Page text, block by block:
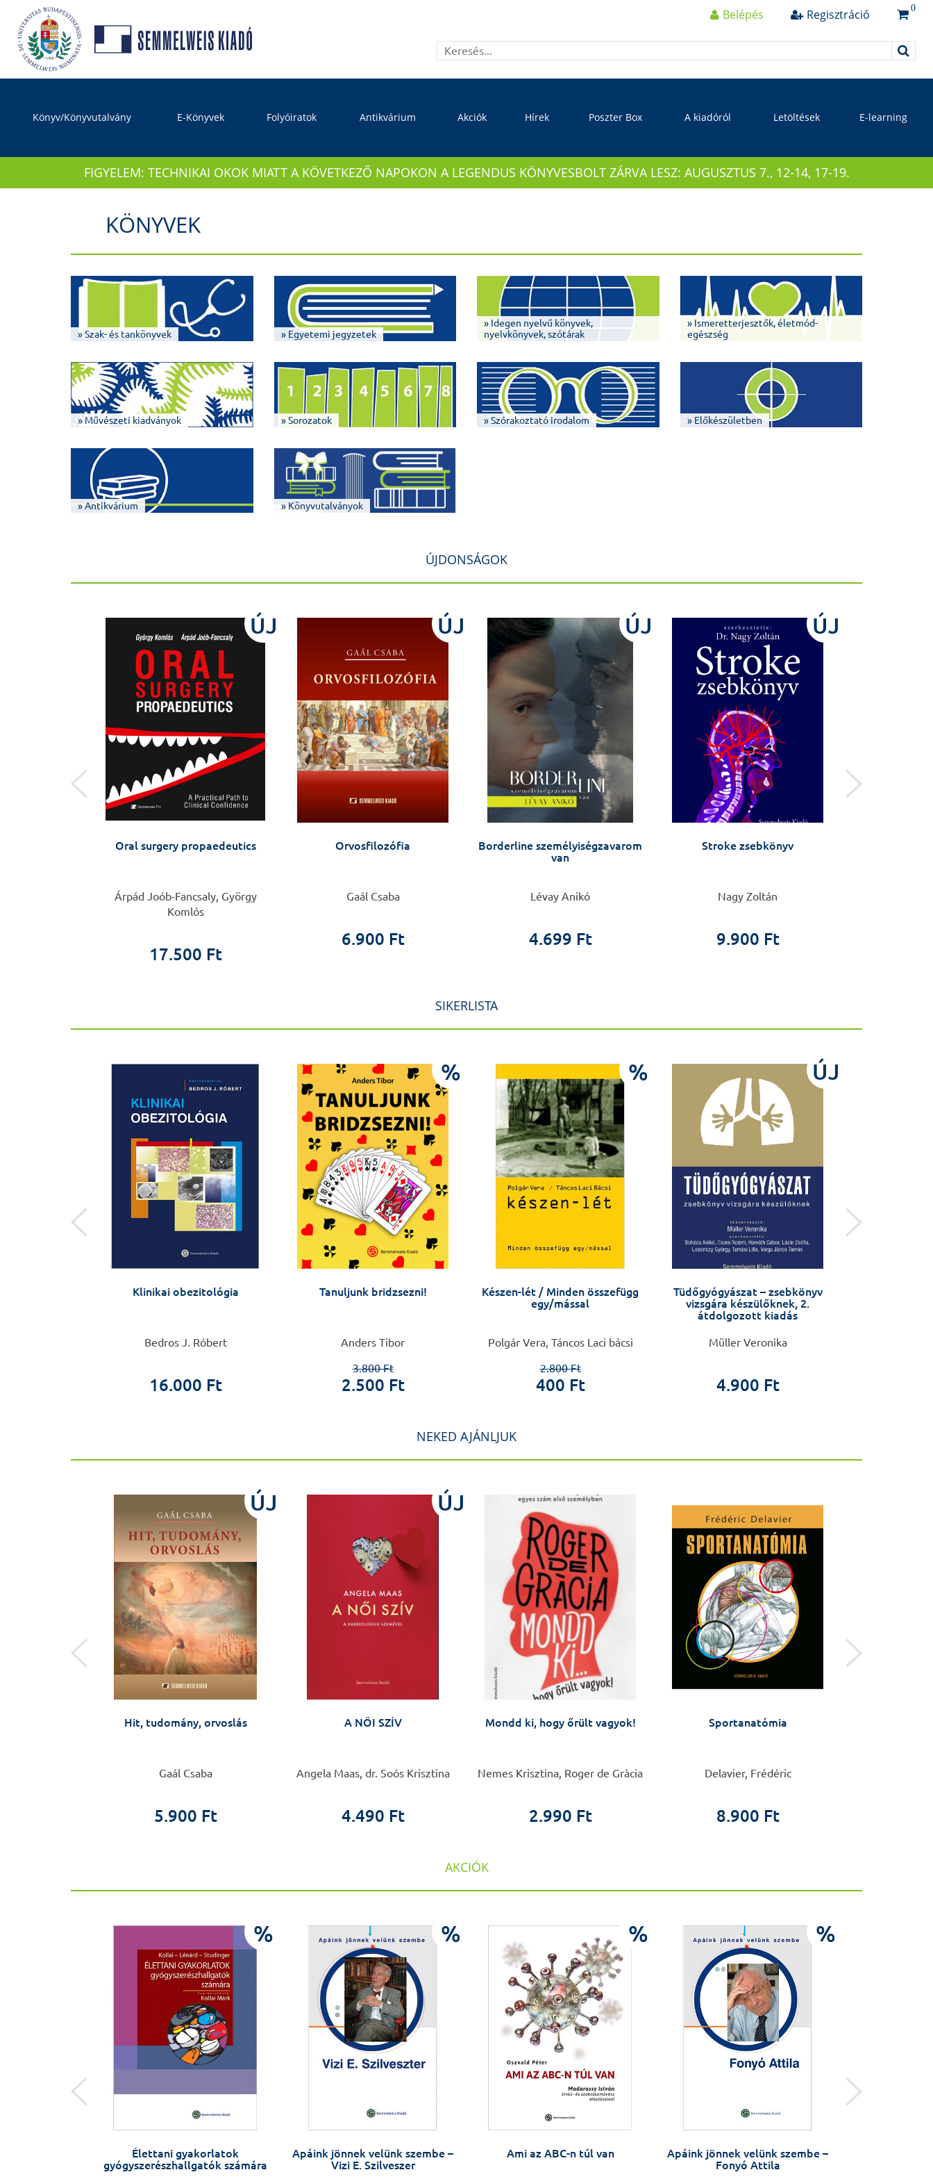
Belépés Regisztráció 0
Könyv/Könyvutalvány E-Könyvek Folyóiratok Antikvárium Akciók Hírek Poszter Box A kiadóról Letöltések E-learning
FIGYELEM: TECHNIKAI OKOK MIATT A KÖVETKEZŐ NAPOKON A LEGENDUS KÖNYVESBOLT ZÁRVA LESZ: AUGUSZTUS 7., 12-14, 17-19.
KÖNYVEK
» Szak- és tankönyvek » Egyetemi jegyzetek
» Idegen nyelvű könyvek,
nyelvkönyvek, szótárak
» Ismeretterjesztők, életmód-
egészség
» Művészeti kiadványok » Sorozatok » Szórakoztató irodalom » Előkészületben
» Antikvárium » Könyvutalványok
ÚJDONSÁGOK
ÚJ
Oral surgery propaedeutics
Árpád Joób-Fancsaly, György
Komlós
17.500 Ft
ÚJ
Orvosfilozófia
Gaál Csaba
6.900 Ft
ÚJ
Borderline személyiségzavarom
van
Lévay Anikó
4.699 Ft
ÚJ
Stroke zsebkönyv
Nagy Zoltán
9.900 Ft
SIKERLISTA
Klinikai obezitológia
Bedros J. Róbert
16.000 Ft
%
Tanuljunk bridzsezni!
Anders Tibor
3.800 Ft
2.500 Ft
%
Készen-lét / Minden összefügg
egy/mással
Polgár Vera, Táncos Laci bácsi
2.800 Ft
400 Ft
ÚJ
Tüdőgyógyászat – zsebkönyv
vizsgára készülőknek, 2.
átdolgozott kiadás
Müller Veronika
4.900 Ft
NEKED AJÁNLJUK
ÚJ
Hit, tudomány, orvoslás
Gaál Csaba
5.900 Ft
ÚJ
A NŐI SZÍV
Angela Maas, dr. Soós Krisztina
4.490 Ft
Mondd ki, hogy őrült vagyok!
Nemes Krisztina, Roger de Gràcia
2.990 Ft
Sportanatómia
Delavier, Frédéric
8.900 Ft
AKCIÓK
%
Élettani gyakorlatok
gyógyszerészhallgatók számára
%
Apáink jönnek velünk szembe –
Vizi E. Szilveszer
%
Ami az ABC-n túl van
%
Apáink jönnek velünk szembe –
Fonyó Attila